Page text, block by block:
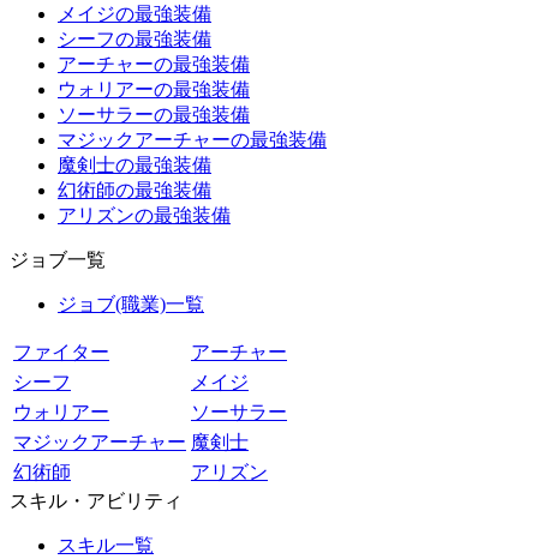
メイジの最強装備
シーフの最強装備
アーチャーの最強装備
ウォリアーの最強装備
ソーサラーの最強装備
マジックアーチャーの最強装備
魔剣士の最強装備
幻術師の最強装備
アリズンの最強装備
ジョブ一覧
ジョブ(職業)一覧
ファイター
アーチャー
シーフ
メイジ
ウォリアー
ソーサラー
マジックアーチャー 魔剣士
幻術師
アリズン
スキル・アビリティ
スキル一覧